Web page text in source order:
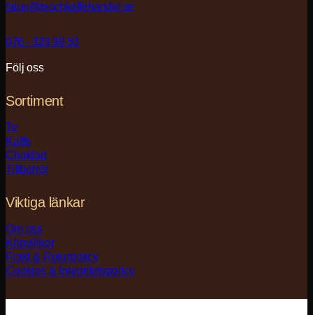
falun@teochkaffehandel.se
076 - 328 99 53
Följ oss
Sortiment
Te
Kaffe
Choklad
Tillbehör
Viktiga länkar
Om oss
Köpvillkor
Frakt & Returpolicy
Cookies & Integritetspolicy